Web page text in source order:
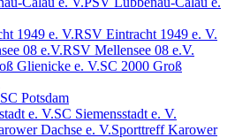
RSV Eintracht 1949 e. V.
RSV Mellensee 08 e.V.
SC 2000 Groß
SC Potsdam
SC Siemensstadt e. V.
Sporttreff Karower